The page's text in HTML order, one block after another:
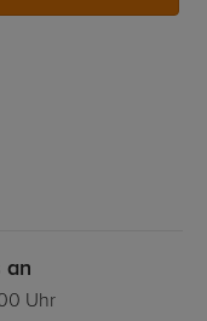
an
Uhr